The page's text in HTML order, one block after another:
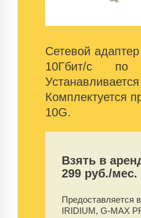
Сетевой
10Гбит/с по
Комплектуется
10G.
Взять в
299 руб./мес.
Предоставляется
IRIDIUM, G-MAX